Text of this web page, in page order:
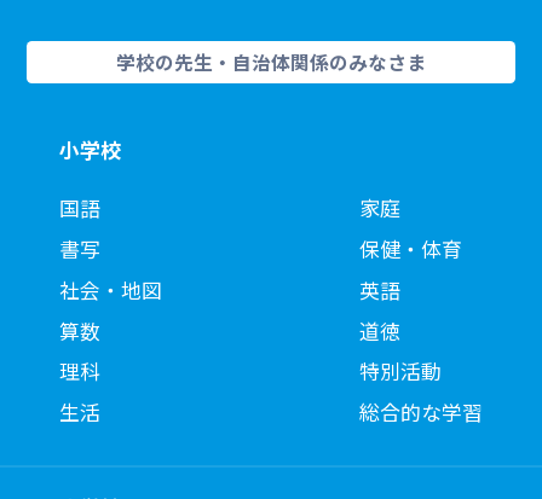
学校の先生・自治体関係のみなさま
小学校
国語
書写
社会・地図
算数
理科
生活
家庭
保健・体育
英語
道徳
特別活動
総合的な学習